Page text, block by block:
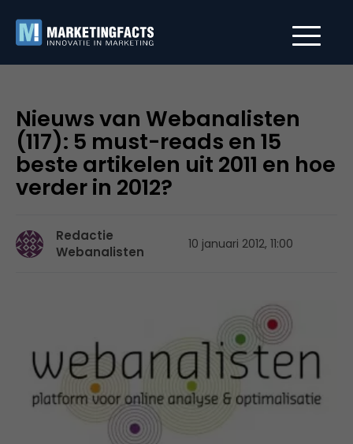
Nieuws van Webanalisten
(117): 5 must-reads en 15
beste artikelen uit 2011 en hoe
verder in 2012?
Redactie
Webanalisten
10 januari 2012, 11:00